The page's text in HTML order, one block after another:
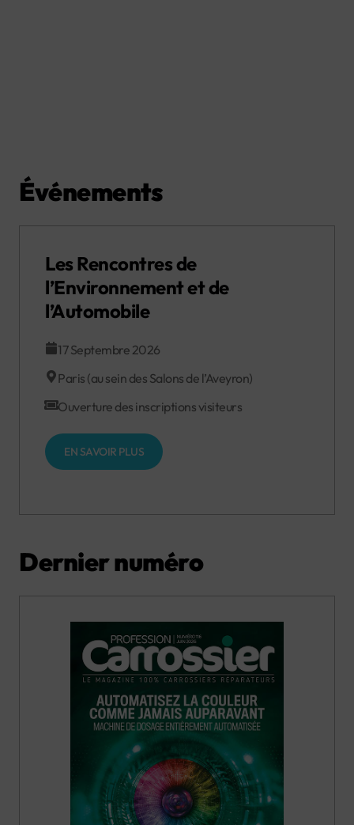
Événements
Les Rencontres de
l’Environnement et de
l’Automobile
17 Septembre 2026
Paris (au sein des Salons de l’Aveyron)
Ouverture des inscriptions visiteurs
EN SAVOIR PLUS
Dernier numéro